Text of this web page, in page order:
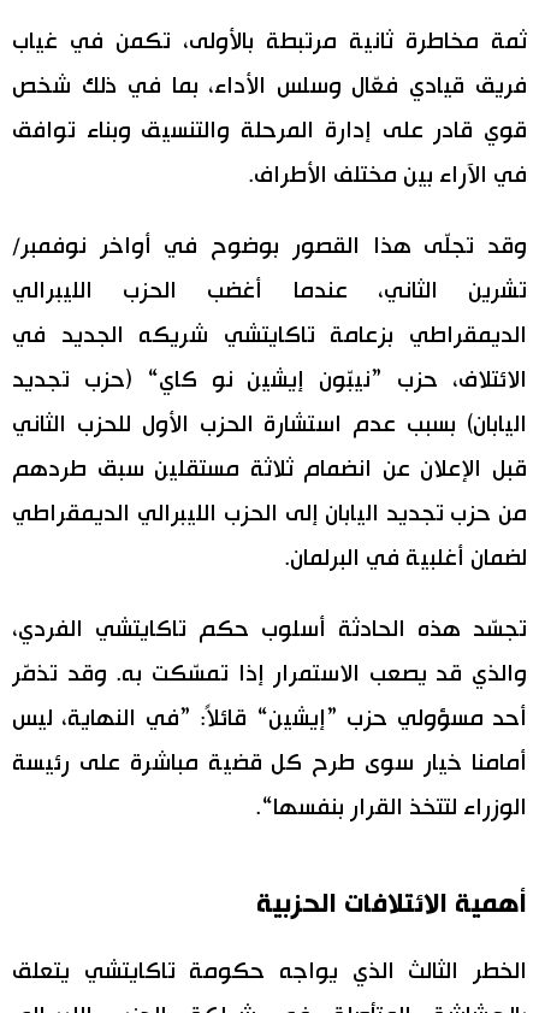
ثمة مخاطرة ثانية مرتبطة بالأولى، تكمن في غياب
فريق قيادي فعّال وسلس الأداء، بما في ذلك شخص
قوي قادر على إدارة المرحلة والتنسيق وبناء توافق
في الآراء بين مختلف الأطراف.
وقد تجلّى هذا القصور بوضوح في أواخر نوفمبر/
تشرين الثاني، عندما أغضب الحزب الليبرالي
الديمقراطي بزعامة تاكايتشي شريكه الجديد في
الائتلاف، حزب ”نيبّون إيشين نو كاي“ (حزب تجديد
اليابان) بسبب عدم استشارة الحزب الأول للحزب الثاني
قبل الإعلان عن انضمام ثلاثة مستقلين سبق طردهم
من حزب تجديد اليابان إلى الحزب الليبرالي الديمقراطي
لضمان أغلبية في البرلمان.
تجسّد هذه الحادثة أسلوب حكم تاكايتشي الفردي،
والذي قد يصعب الاستمرار إذا تمسّكت به. وقد تذمّر
أحد مسؤولي حزب ”إيشين“ قائلاً: ”في النهاية، ليس
أمامنا خيار سوى طرح كل قضية مباشرة على رئيسة
الوزراء لتتخذ القرار بنفسها“.
أهمية الائتلافات الحزبية
الخطر الثالث الذي يواجه حكومة تاكايتشي يتعلق